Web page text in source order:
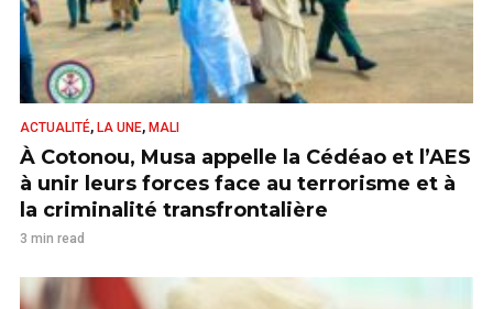
ACTUALITÉ, LA UNE, MALI
À Cotonou, Musa appelle la Cédéao et l’AES
à unir leurs forces face au terrorisme et à
la criminalité transfrontalière
3 min read